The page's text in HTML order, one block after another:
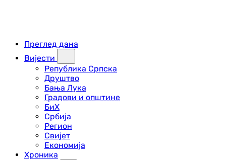
Преглед дана
Вијести
Република Српска
Друштво
Бања Лука
Градови и општине
БиХ
Србија
Регион
Свијет
Економија
Хроника